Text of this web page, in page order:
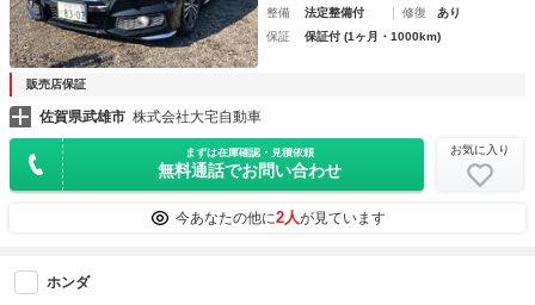
整備
法定整備付 修復
あり
保証
保証付 (1ヶ月・1000km)
販売店保証
佐賀県武雄市 株式会社大宅自動車
まずは在庫確認・見積依頼
無料通話でお問い合わせ
お気に入り
今あなたの他に2人が見ています
ホンダ